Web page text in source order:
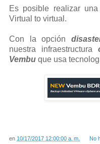
Es posible realizar
Virtual to virtual.
Con la opción
nuestra infraestructura
Vembu que usa
en 10/17/2017 12:00:00 a. m. No